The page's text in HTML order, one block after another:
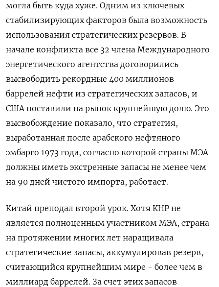
могла быть куда хуже. Одним из ключевых
стабилизирующих факторов была возможность
использования стратегических резервов. В
начале конфликта все ‌32 члена Международного
энергетического агентства договорились
высвободить рекордные 400 миллионов
баррелей нефти из стратегических запасов, и
США поставили на рынок крупнейшую долю. Это
высвобождение показало, что стратегия,
выработанная после арабского нефтяного
эмбарго 1973 года, согласно которой страны МЭА
должны иметь экстренные запасы не менее чем
на 90 дней чистого импорта, работает.
Китай преподал второй урок. Хотя КНР не
является полноценным участником МЭА, страна
на протяжении многих лет наращивала
стратегические запасы, аккумулировав резерв,
считающийся крупнейшим мире - более чем в
миллиард баррелей. За счет этих запасов ​